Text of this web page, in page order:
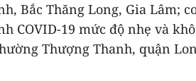
Bắc Thăng Long, Gia Lâm;
COVID-19 mức độ nhẹ và
Thượng Thanh, quận